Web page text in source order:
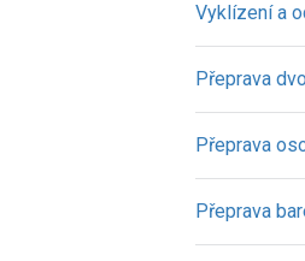
Vyklízení a
Přeprava
Přeprava
Přeprava